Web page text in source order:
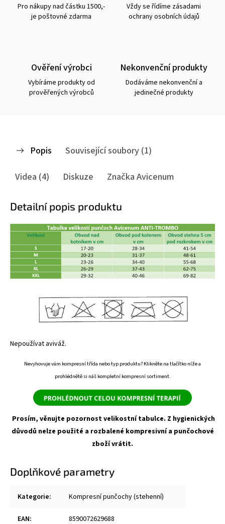
Pro nákupy nad částku 1500,-
je poštovné zdarma
Vždy se řídíme zásadami
ochrany osobních údajů
Ověření výrobci
Vybíráme produkty od
prověřených výrobců
Nekonvenční produkty
Dodáváme nekonvenční a
jedinečné produkty
Popis
Související soubory (1)
Videa (4)
Diskuze ZnačkaAvicenum
Detailní popis produktu
Nepoužívat aviváž.
Nevyhovuje vám kompresní třída nebo typ produktu? Klikněte na tlačítko níže a
prohlédnětě si náš kompletní kompresní sortiment.
Prosím, věnujte pozornost velikostní tabulce. Z hygienických
důvodů nelze použité a rozbalené kompresivní a punčochové
zboží vrátit.
Doplňkové parametry
Kategorie: Kompresní punčochy (stehenní)
EAN: 8590072629688